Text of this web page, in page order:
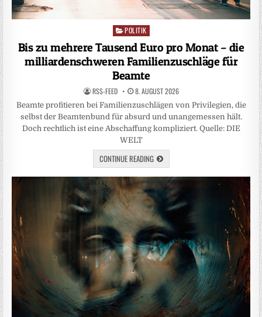
Posted
POLITIK
Bis zu mehrere Tausend Euro pro Monat – die
milliardenschweren Familienzuschläge für
Beamte
RSS-FEED 8. AUGUST 2026
Beamte profitieren bei Familienzuschlägen von Privilegien, die
selbst der Beamtenbund für absurd und unangemessen hält.
Doch rechtlich ist eine Abschaffung kompliziert. Quelle: DIE
WELT
CONTINUE READING